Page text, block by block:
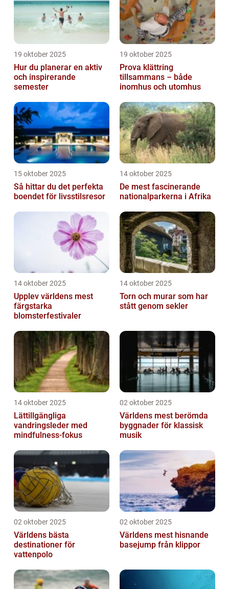
19 oktober 2025
Hur du planerar en aktiv
och inspirerande
semester
19 oktober 2025
Prova klättring
tillsammans – både
inomhus och utomhus
15 oktober 2025
Så hittar du det perfekta
boendet för livsstilsresor
14 oktober 2025
De mest fascinerande
nationalparkerna i Afrika
14 oktober 2025
Upplev världens mest
färgstarka
blomsterfestivaler
14 oktober 2025
Torn och murar som har
stått genom sekler
14 oktober 2025
Lättillgängliga
vandringsleder med
mindfulness-fokus
02 oktober 2025
Världens mest berömda
byggnader för klassisk
musik
02 oktober 2025
Världens bästa
destinationer för
vattenpolo
02 oktober 2025
Världens mest hisnande
basejump från klippor